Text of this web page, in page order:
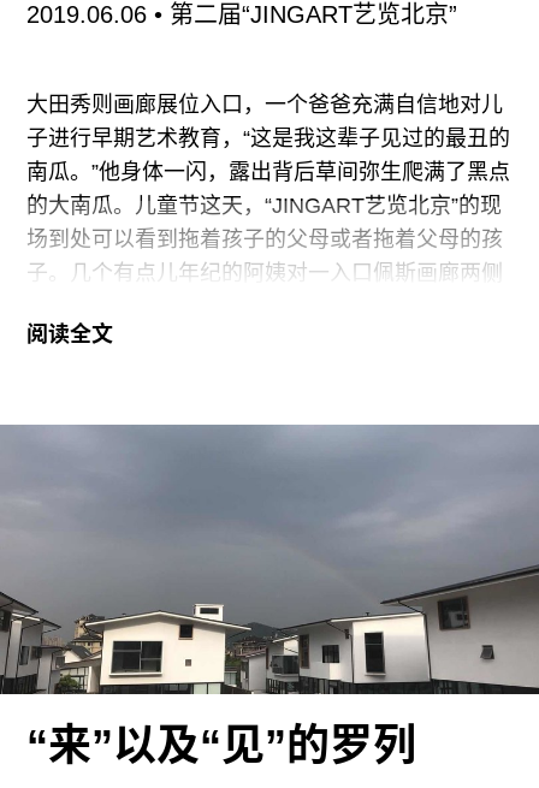
画廊生态提出的可持续性发展的替代模式。本土画
艺术界的共享经济。本届Condo上海仍由马凌画廊
的江馨玲出面组织，有7家本土画廊/机构参与，共
招待14家国际画廊。
有些讽刺的是，总部设在巴黎并在伦敦、纽约、布
鲁塞尔都有分部的法国画廊Almine
2019.06.06• 第二届“JINGART艺览北京”
大田秀则画廊展位入口，一个爸爸充满自信地对儿
子进行早期艺术教育，“这是我这辈子见过的最丑的
南瓜。”他身体一闪，露出背后草间弥生爬满了黑点
的大南瓜。儿童节这天，“JINGART艺览北京”的现
场到处可以看到拖着孩子的父母或者拖着父母的孩
子。几个有点儿年纪的阿姨对一入口佩斯画廊两侧
散，可能是在其中发现了自己熟悉的视觉元素。也
物园门口的长队，但也算得上热闹欢腾，人潮甚至
让那些画看起来有点危险（面对艺术品，人们正变
得更有信心，但并没有因此更谨慎）。北京展览馆
这个建于1954年的社会主义历史建筑本身就贡献了
幕上，从郭德纲、王佩瑜这些老艺术艺术家到那些
阅读全文
“来”以及“见”的罗列